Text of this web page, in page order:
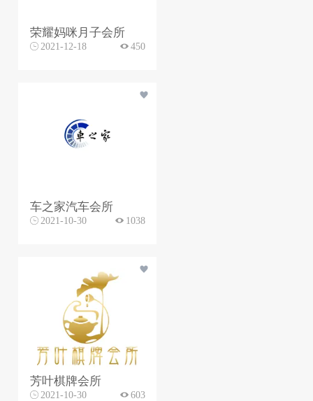
荣耀妈咪月子会所
2021-12-18 450
车之家汽车会所
2021-10-30 1038
芳叶棋牌会所
2021-10-30 603